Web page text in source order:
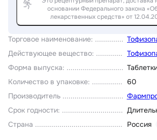
Торговое наименование:
Действующее вещество:
Форма выпуска:
Количество в упаковке:
60
Производитель
Срок годности:
Страна
Россия
основании Федерального закона
лекарственных средств» от